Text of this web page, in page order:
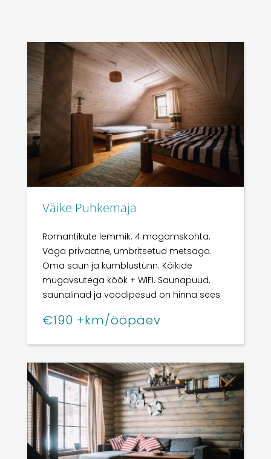
Väike Puhkemaja
Romantikute lemmik. 4 magamskohta.
Väga privaatne, ümbritsetud metsaga.
Oma saun ja kümblustünn. Kõikide
mugavsutega köök + WIFI. Saunapuud,
saunalinad ja voodipesud on hinna sees
€190 +km/ööpäev